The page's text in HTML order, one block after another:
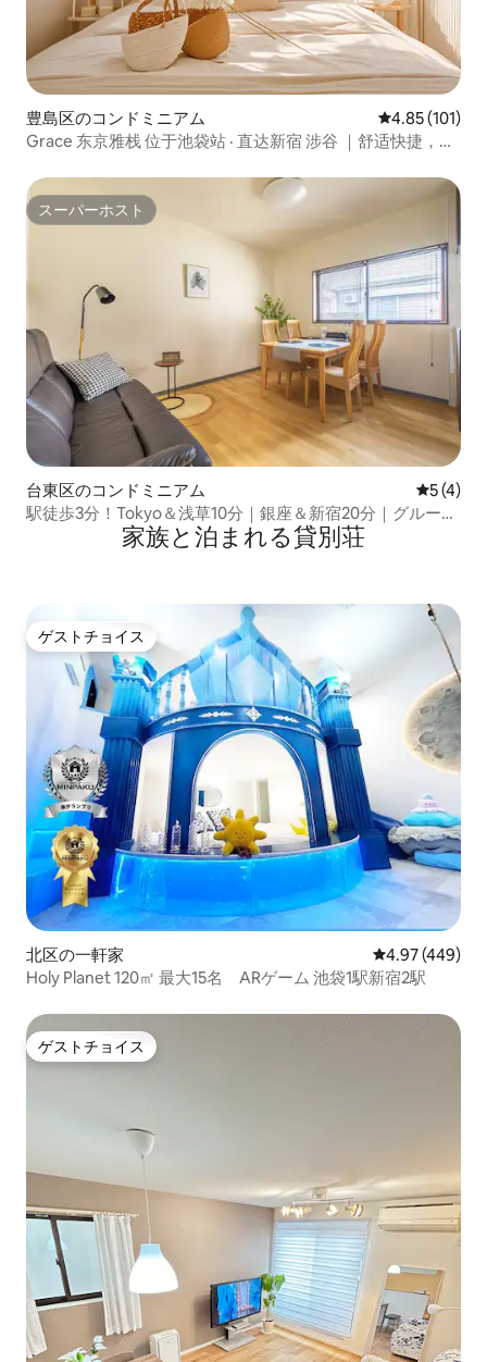
豊島区のコンドミニアム レビュー101
4.85 (101)
Grace 东京雅栈 位于池袋站 · 直达新宿 涉谷 ｜舒适快捷，适
スーパーホスト
スーパーホスト
台東区のコンドミニアム レビュー
5 (4)
駅徒歩3分！Tokyo＆浅草10分｜銀座＆新宿20分｜グループ
旅行に便利｜清潔感ある一軒家貸切
家族と泊まれる貸別荘
ゲストチョイス
ゲストチョイス
北区の一軒家 レビュー449
4.97 (449)
Holy Planet 120㎡ 最大15名 ARゲーム 池袋1駅新宿2駅
ゲストチョイス
ゲストチョイス